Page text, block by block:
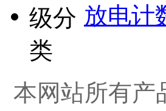
放电计
本网站所有产